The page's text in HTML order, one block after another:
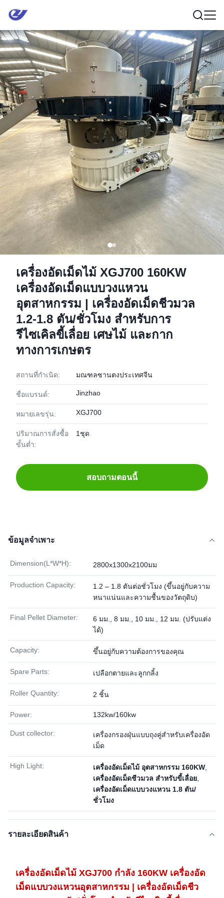
เครื่องอัดเม็ดไม้ XGJ700 160KW
เครื่องอัดเม็ดแบบวงแหวน
อุตสาหกรรม | เครื่องอัดเม็ดชีวมวล
1.2-1.8 ตัน/ชั่วโมง สำหรับการ
รีไซเคิลขี้เลื่อย เศษไม้ และกาก
ทางการเกษตร
สถานที่กำเนิด: มณฑลซานตงประเทศจีน
ชื่อแบรนด์: Jinzhao
หมายเลขรุ่น: XGJ700
ปริมาณการสั่งซื้อ
ขั้นต่ำ:
1ชุด
สอบถามตอนนี้
ข้อมูลจำเพาะ
Dimension(L*W*H): 2800x1300x2100มม
Production Capacity:
1.2 – 1.8 ตันต่อชั่วโมง (ขึ้นอยู่กับความ
หนาแน่นและความชื้นของวัตถุดิบ)
Final Pellet Diameter:
6 มม., 8 มม., 10 มม., 12 มม. (ปรับแต่ง
ได้)
Capacity: ขึ้นอยู่กับความต้องการของคุณ
Spare Parts: เปลือกตายและลูกกลิ้ง
Roller Quantity: 2 ชิ้น
Power: 132kw/160kw
Dust collector:
เครื่องกรองฝุ่นแบบถุงคู่สำหรับเครื่องอัด
เม็ด
High Light: เครื่องอัดเม็ดไม้ อุตสาหกรรม 160KW
เครื่องอัดเม็ดชีวมวล สำหรับขี้เลื่อย
เครื่องอัดเม็ดแบบวงแหวน 1.8 ตัน/
ชั่วโมง
รายละเอียดสินค้า
เครื่องอัดเม็ดไม้ XGJ700 กำลัง 160KW เครื่องอัด
เม็ดแบบวงแหวนอุตสาหกรรม | เครื่องอัดเม็ดชีว